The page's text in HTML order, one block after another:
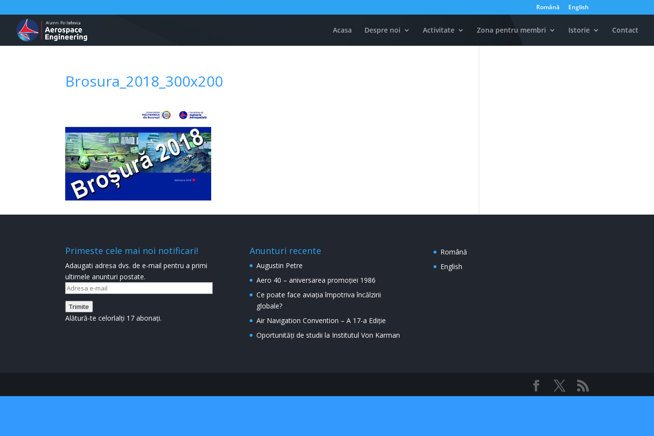
Română English
Acasa Despre noi Activitate Zona pentru membri Istorie Contact
Brosura_2018_300x200
Primeste cele mai noi notificari!
Adaugati adresa dvs. de e-mail pentru a primi
ultimele anunturi postate.
Adresa
mail
Trimite
Alătură-te celorlalți 17 abonați.
Anunturi recente
Augustin Petre
Aero 40 – aniversarea promoției 1986
Ce poate face aviația împotriva încălzirii
globale?
Air Navigation Convention – A 17-a Ediție
Oportunități de studii la Institutul Von Karman
Română
English